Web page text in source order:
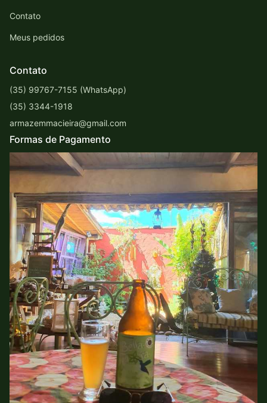
Contato
Meus pedidos
Contato
(35) 99767-7155 (WhatsApp)
(35) 3344-1918
armazemmacieira@gmail.com
Formas de Pagamento